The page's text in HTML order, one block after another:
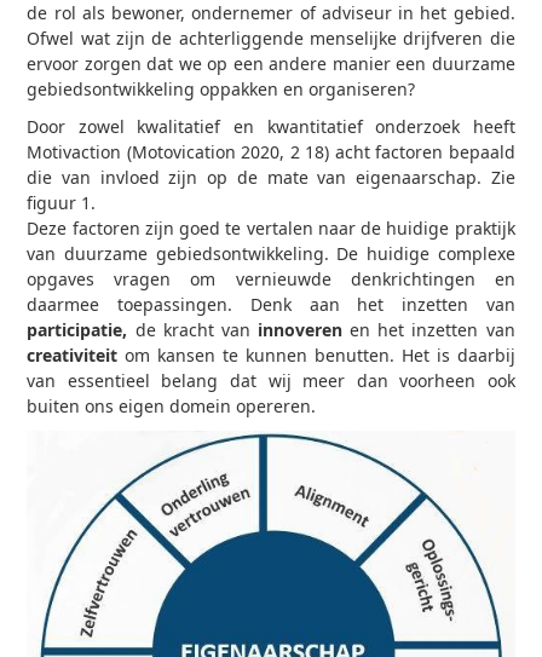
de rol als bewoner, ondernemer of adviseur in het gebied.
Ofwel wat zijn de achterliggende menselijke drijfveren die
ervoor zorgen dat we op een andere manier een duurzame
gebiedsontwikkeling oppakken en organiseren?
Door zowel kwalitatief en kwantitatief onderzoek heeft
Motivaction (Motovication 2020, 2 18) acht factoren bepaald
die van invloed zijn op de mate van eigenaarschap. Zie
figuur 1.
Deze factoren zijn goed te vertalen naar de huidige praktijk
van duurzame gebiedsontwikkeling. De huidige complexe
opgaves vragen om vernieuwde denkrichtingen en
daarmee toepassingen. Denk aan het inzetten van
participatie, de kracht van innoverenen het inzetten van
creativiteit om kansen te kunnen benutten. Het is daarbij
van essentieel belang dat wij meer dan voorheen ook
buiten ons eigen domein opereren.